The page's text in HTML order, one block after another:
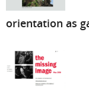
orientation as